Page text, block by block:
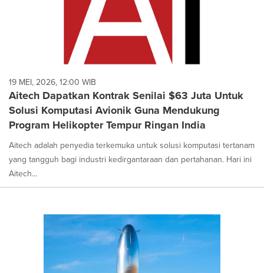
19 MEI, 2026, 12:00 WIB
Aitech Dapatkan Kontrak Senilai $63 Juta Untuk
Solusi Komputasi Avionik Guna Mendukung
Program Helikopter Tempur Ringan India
Aitech adalah penyedia terkemuka untuk solusi komputasi tertanam
yang tangguh bagi industri kedirgantaraan dan pertahanan. Hari ini
Aitech...